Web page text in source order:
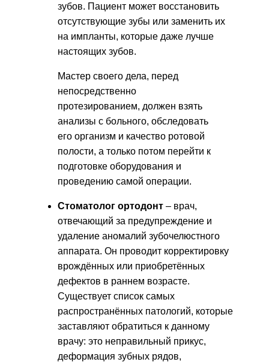
зубов. Пациент может восстановить
отсутствующие зубы или заменить их
на импланты, которые даже лучше
настоящих зубов.
Мастер своего дела, перед
непосредственно
протезированием, должен взять
анализы с больного, обследовать
его организм и качество ротовой
полости, а только потом перейти к
подготовке оборудования и
проведению самой операции.
Стоматолог ортодонт – врач,
отвечающий за предупреждение и
удаление аномалий зубочелюстного
аппарата. Он проводит корректировку
врождённых или приобретённых
дефектов в раннем возрасте.
Существует список самых
распространённых патологий, которые
заставляют обратиться к данному
врачу: это неправильный прикус,
деформация зубных рядов,